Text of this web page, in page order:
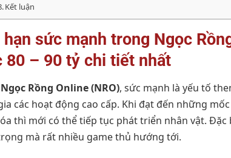
Kết luận
hạn sức mạnh trong Ngọc
80 – 90 tỷ chi tiết nhất
Ngọc Rồng Online (NRO), sức mạnh là yếu tố
các hoạt động cao cấp. Khi đạt đến những
thì mới có thể tiếp tục phát triển nhân vật. Đặc
mà rất nhiều game thủ hướng tới.